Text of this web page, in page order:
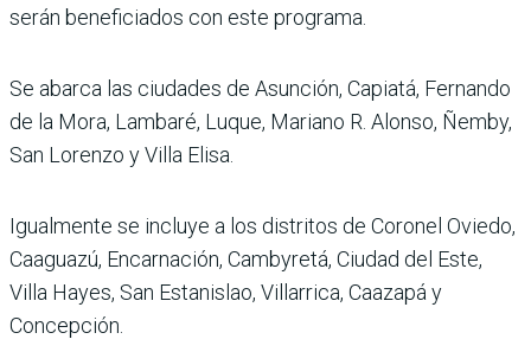
serán beneficiados con este programa.
Se abarca las ciudades de Asunción, Capiatá, Fernando
de la Mora, Lambaré, Luque, Mariano R. Alonso, Ñemby,
San Lorenzo y Villa Elisa.
Igualmente se incluye a los distritos de Coronel Oviedo,
Caaguazú, Encarnación, Cambyretá, Ciudad del Este,
Villa Hayes, San Estanislao, Villarrica, Caazapá y
Concepción.